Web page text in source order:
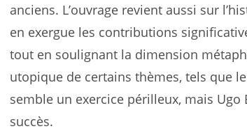
anciens. L’ouvrage revient aussi sur
en exergue les contributions
tout en soulignant la dimension
utopique de certains thèmes, tels que le
semble un exercice périlleux, mais Ugo
succès.